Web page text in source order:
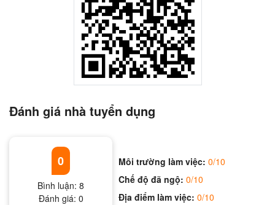
Đánh giá nhà tuyển dụng
0
Bình luận:8
Đánh giá: 0
Môi trường làm việc:0/10
Chế độ đã ngộ:0/10
Địa điểm làm việc:0/10